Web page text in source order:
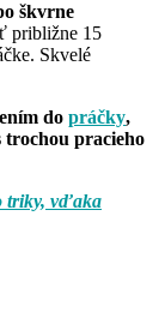
škvrne
približne 15
Skvelé
do práčky,
pracieho
triky, vďaka